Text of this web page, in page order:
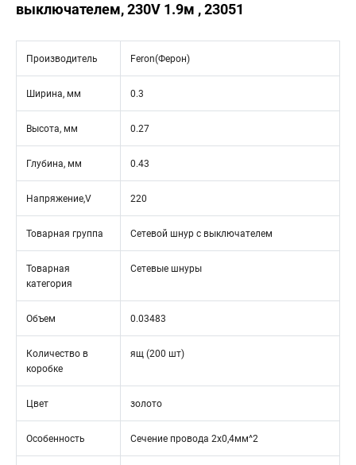
выключателем, 230V 1.9м , 23051
Производитель Feron(Ферон)
Ширина, мм 0.3
Высота, мм 0.27
Глубина, мм 0.43
Напряжение,V 220
Товарная группа Сетевой шнур с выключателем
Товарная
категория
Сетевые шнуры
Объем 0.03483
Количество в
коробке
ящ (200 шт)
Цвет золото
Особенность Сечение провода 2х0,4мм^2